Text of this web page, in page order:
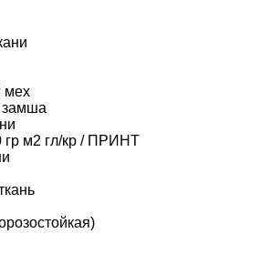
мех
замша
гр м2 гл/кр / ПРИНТ